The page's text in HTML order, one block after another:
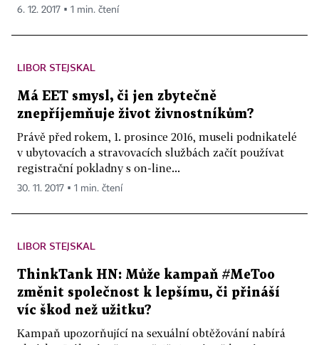
6. 12. 2017 ▪ 1 min. čtení
LIBOR STEJSKAL
Má EET smysl, či jen zbytečně
znepříjemňuje život živnostníkům?
Právě před rokem, 1. prosince 2016, museli podnikatelé
v ubytovacích a stravovacích službách začít používat
registrační pokladny s on-line...
30. 11. 2017 ▪ 1 min. čtení
LIBOR STEJSKAL
ThinkTank HN: Může kampaň #MeToo
změnit společnost k lepšímu, či přináší
víc škod než užitku?
Kampaň upozorňující na sexuální obtěžování nabírá